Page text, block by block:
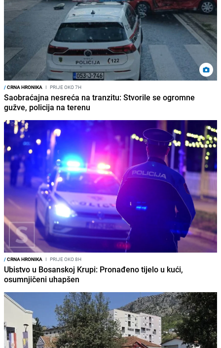
/CRNA HRONIKA I PRIJE OKO 7H
Saobraćajna nesreća na tranzitu: Stvorile se ogromne
gužve, policija na terenu
/CRNA HRONIKA I PRIJE OKO 8H
Ubistvo u Bosanskoj Krupi: Pronađeno tijelo u kući,
osumnjičeni uhapšen